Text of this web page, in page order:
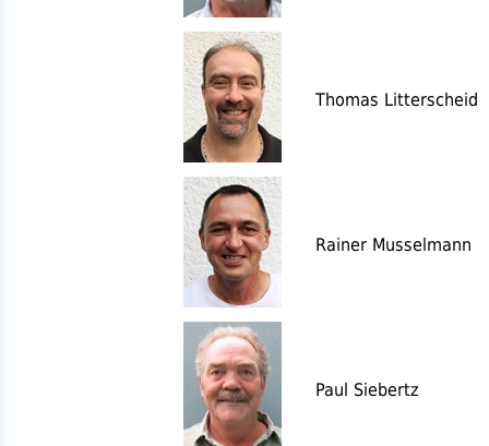
Thomas Litterscheid
Rainer Musselmann
Paul Siebertz